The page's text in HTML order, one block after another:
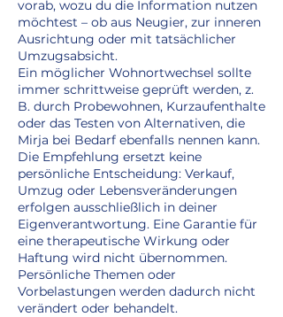
vorab, wozu du die Information nutzen
möchtest – ob aus Neugier, zur inneren
Ausrichtung oder mit tatsächlicher
Umzugsabsicht.
Ein möglicher Wohnortwechsel sollte
immer schrittweise geprüft werden, z.
B. durch Probewohnen, Kurzaufenthalte
oder das Testen von Alternativen, die
Mirja bei Bedarf ebenfalls nennen kann.
Die Empfehlung ersetzt keine
persönliche Entscheidung: Verkauf,
Umzug oder Lebensveränderungen
erfolgen ausschließlich in deiner
Eigenverantwortung. Eine Garantie für
eine therapeutische Wirkung oder
Haftung wird nicht übernommen.
Persönliche Themen oder
Vorbelastungen werden dadurch nicht
verändert oder behandelt.